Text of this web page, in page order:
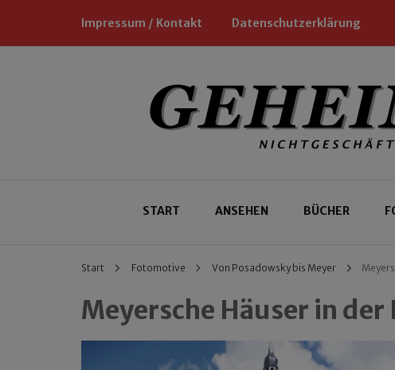
Impressum / Kontakt Datenschutzerklärung
Geheimtipp
START ANSEHEN BÜCHER
Start Fotomotive Von Posadowsky bis Meyer
Meyersche Häuser in der